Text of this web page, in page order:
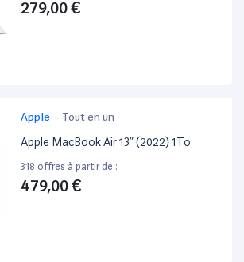
279,00 €
Apple - Tout en un
Apple MacBook Air 13” (2022) 1To
318 offres à partir de :
479,00 €